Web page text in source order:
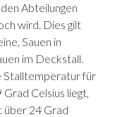
Abteilungen
wird. Dies gilt
Sauen in
im Deckstall.
Stalltemperatur für
Celsius liegt,
über 24 Grad